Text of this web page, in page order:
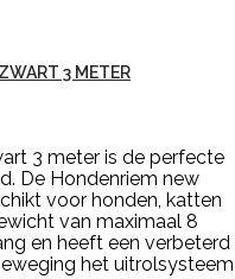
3 METER
3 meter is de perfecte
De Hondenriem new
voor honden, katten
van maximaal 8
en heeft een verbeterd
het uitrolsysteem